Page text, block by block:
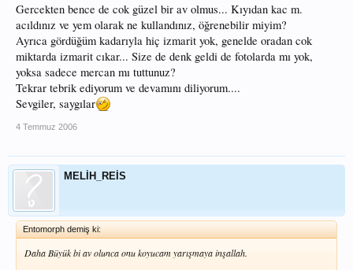
Gercekten bence de cok güzel bir av olmus... Kıyıdan kac m.
acıldınız ve yem olarak ne kullandınız, öğrenebilir miyim?
Ayrıca gördüğüm kadarıyla hiç izmarit yok, genelde oradan cok
miktarda izmarit cıkar... Size de denk geldi de fotolarda mı yok,
yoksa sadece mercan mı tuttunuz?
Tekrar tebrik ediyorum ve devamını diliyorum....
Sevgiler, saygılar
4 Temmuz 2006
MELİH_REİS
Entomorph demiş ki:
Daha Büyük bi av olunca onu koyucam yarışmaya inşallah.